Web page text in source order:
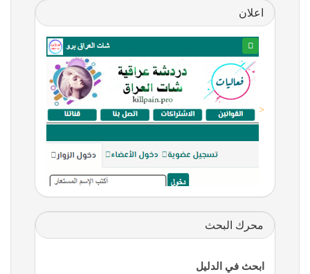
اعلان
<
محرك البحث
ابحث في الدليل